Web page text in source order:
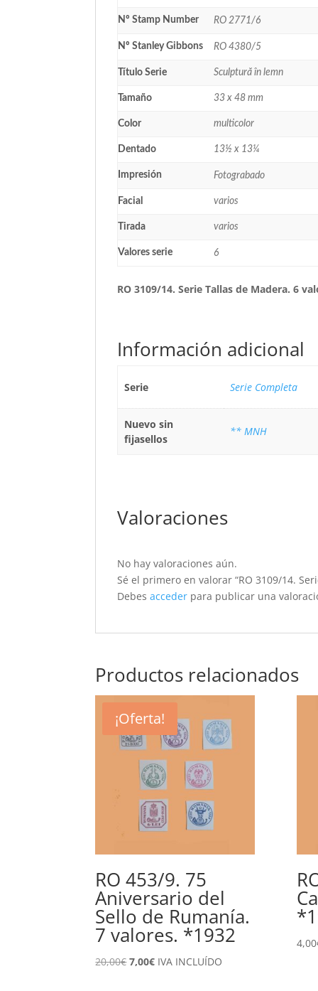
Nº Stamp Number RO 2771/6
Nº Stanley Gibbons RO 4380/5
Título Serie Sculptură în lemn
Tamaño 33 x 48 mm
Color multicolor
Dentado 13½ x 13¼
Impresión Fotograbado
Facial varios
Tirada varios
Valores serie 6
RO 3109/14. Serie Tallas de Madera. 6
Información adicional
Serie Serie Completa
Nuevo sin
fijasellos
** MNH
Valoraciones
No hay valoraciones aún.
Sé el primero en valorar “RO 3109/14.
Debesacceder para publicar una
Productos relacionados
¡Oferta!
RO 453/9. 75
Aniversario del
Sello de Rumanía.
7 valores. *1932
20,00€El
7,00€ElIVA INCLUÍDO
4,00